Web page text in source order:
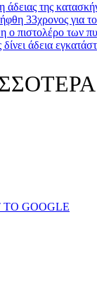
άδειας της
33χρονος για
ο πιστολέρο των
άδεια
TO GOOGLE